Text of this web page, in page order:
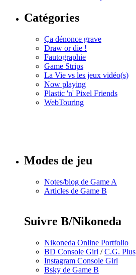
Catégories
Ça dénonce grave
Draw or die !
Fautographie
Game Strips
La Vie vs les jeux vidéo(s)
Now playing
Plastic 'n' Pixel Friends
WebTouring
Modes de jeu
Notes/blog de Game A
Articles de Game B
Suivre B/Nikoneda
Nikoneda Online Portfolio
BD Console Girl /C.G. Plus
Instagram Console Girl
Bsky de Game B